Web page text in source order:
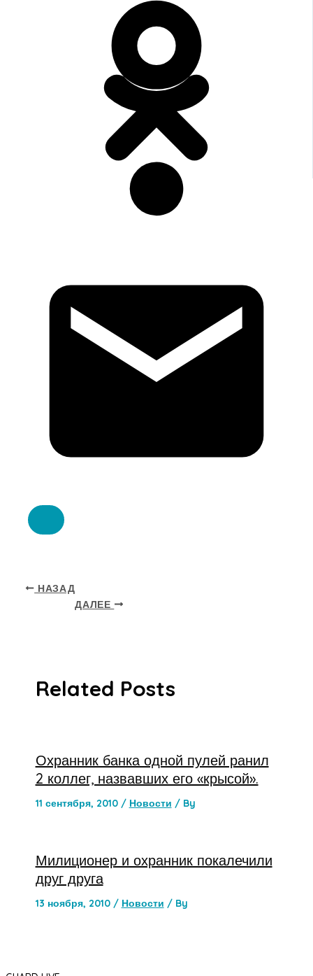
НАЗАД
ДАЛЕЕ
Related Posts
Охранник банка одной пулей ранил
2 коллег, назвавших его «крысой».
11 сентября, 2010 / Новости / By
Милиционер и охранник покалечили
друг друга
13 ноября, 2010 / Новости / By